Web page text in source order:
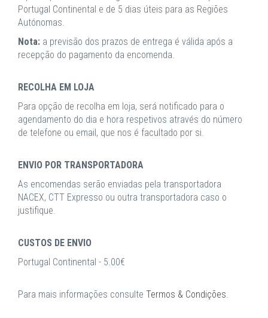
Portugal Continental e de 5 dias úteis para as Regiões
Autónomas.
Nota: a previsão dos prazos de entrega é válida após a
recepção do pagamento da encomenda.
RECOLHA EM LOJA
Para opção de recolha em loja, será notificado para o
agendamento do dia e hora respetivos através do número
de telefone ou email, que nos é facultado por si.
ENVIO POR TRANSPORTADORA
As encomendas serão enviadas pela transportadora
NACEX, CTT Expresso ou outra transportadora caso o
justifique.
CUSTOS DE ENVIO
Portugal Continental - 5.00€
Para mais informações consulte Termos & Condições.